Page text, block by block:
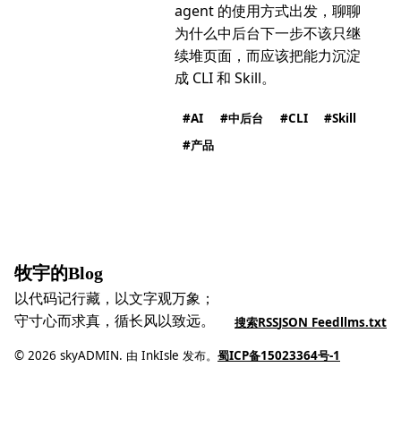
agent 的使用方式出发，聊聊
为什么中后台下一步不该只继
续堆页面，而应该把能力沉淀
成 CLI 和 Skill。
AI 中后台 CLI
Skill
产品
牧宇的Blog
以代码记行藏，以文字观万象；
守寸心而求真，循长风以致远。
搜索RSSJSON Feed llms.txt
© 2026 skyADMIN. 由 InkIsle 发布。 蜀ICP备15023364号-1